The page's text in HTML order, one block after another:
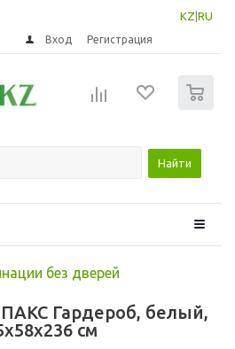
KZ RU
Вход Регистрация
Найти
без дверей
ПАКС Гардероб, белый,
см